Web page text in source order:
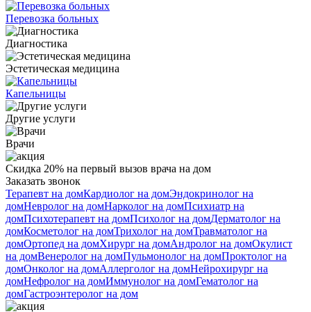
Перевозка больных
Диагностика
Эстетическая медицина
Капельницы
Другие услуги
Врачи
Скидка 20% на первый вызов врача на дом
Заказать звонок
Терапевт на домКардиолог на домЭндокринолог на
домНевролог на домНарколог на домПсихиатр на
домПсихотерапевт на домПсихолог на домДерматолог на
домКосметолог на домТрихолог на домТравматолог на
домОртопед на домХирург на домАндролог на домОкулист
на домВенеролог на домПульмонолог на домПроктолог на
домОнколог на домАллерголог на домНейрохирург на
домНефролог на домИммунолог на домГематолог на
домГастроэнтеролог на дом